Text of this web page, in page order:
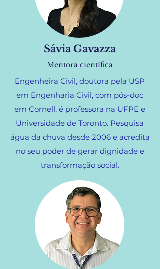
Sávia Gavazza
Mentora científica
Engenheira Civil, doutora pela USP
em Engenharia Civil, com pós-doc
em Cornell, é professora na UFPE e
Universidade de Toronto. Pesquisa
água da chuva desde 2006 e acredita
no seu poder de gerar dignidade e
transformação social.